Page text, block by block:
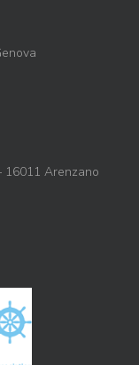
16011 Arenzano